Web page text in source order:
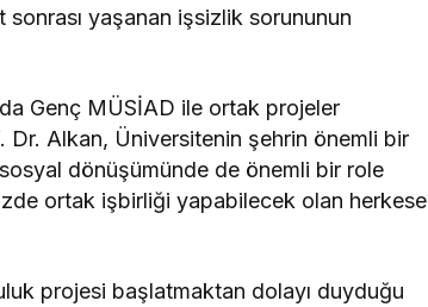
yaşanan işsizlik sorununun
Genç MÜSİAD ile ortak projeler
Alkan, Üniversitenin şehrin önemli bir
dönüşümünde de önemli bir role
ortak işbirliği yapabilecek olan herkese
projesi başlatmaktan dolayı duyduğu